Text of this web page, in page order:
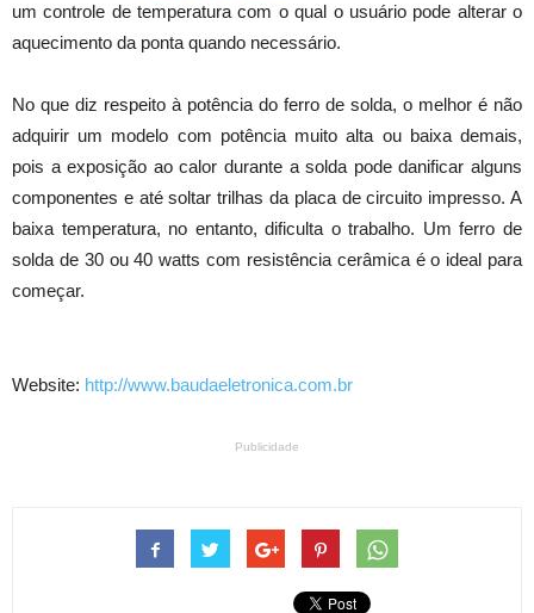
um controle de temperatura com o qual o usuário pode alterar o
aquecimento da ponta quando necessário.
No que diz respeito à potência do ferro de solda, o melhor é não
adquirir um modelo com potência muito alta ou baixa demais,
pois a exposição ao calor durante a solda pode danificar alguns
componentes e até soltar trilhas da placa de circuito impresso. A
baixa temperatura, no entanto, dificulta o trabalho. Um ferro de
solda de 30 ou 40 watts com resistência cerâmica é o ideal para
começar.
Website: http://www.baudaeletronica.com.br
Publicidade